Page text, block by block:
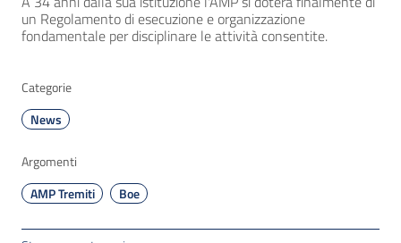
un Regolamento di esecuzione e organizzazione
fondamentale per disciplinare le attività consentite.
Categorie
News
Argomenti
AMP Tremiti
Boe